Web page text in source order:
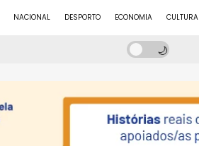
NACIONAL DESPORTO ECONOMIA CULTURA